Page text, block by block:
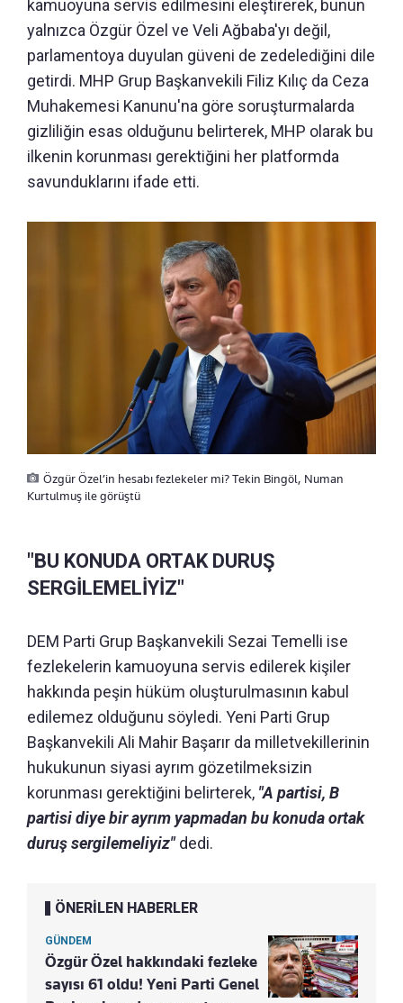
kamuoyuna servis edilmesini eleştirerek, bunun
yalnızca Özgür Özel ve Veli Ağbaba'yı değil,
parlamentoya duyulan güveni de zedelediğini dile
getirdi. MHP Grup Başkanvekili Filiz Kılıç da Ceza
Muhakemesi Kanunu'na göre soruşturmalarda
gizliliğin esas olduğunu belirterek, MHP olarak bu
ilkenin korunması gerektiğini her platformda
savunduklarını ifade etti.
Özgür Özel’in hesabı fezlekeler mi? Tekin Bingöl, Numan
Kurtulmuş ile görüştü
"BU KONUDA ORTAK DURUŞ
SERGİLEMELİYİZ"
DEM Parti Grup Başkanvekili Sezai Temelli ise
fezlekelerin kamuoyuna servis edilerek kişiler
hakkında peşin hüküm oluşturulmasının kabul
edilemez olduğunu söyledi. Yeni Parti Grup
Başkanvekili Ali Mahir Başarır da milletvekillerinin
hukukunun siyasi ayrım gözetilmeksizin
korunması gerektiğini belirterek, "A partisi, B
partisi diye bir ayrım yapmadan bu konuda ortak
duruş sergilemeliyiz"dedi.
ÖNERİLEN HABERLER
GÜNDEM
Özgür Özel hakkındaki fezleke
sayısı 61 oldu! Yeni Parti Genel